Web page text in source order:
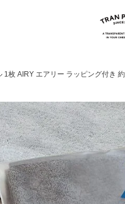
枚 AIRY エアリー ラッピング付き